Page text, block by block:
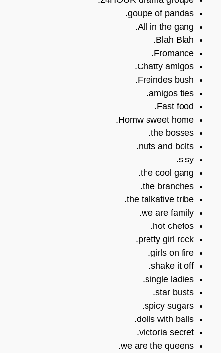
goupe of pandas.
All in the gang.
Blah Blah.
Fromance.
Chatty amigos.
Freindes bush.
amigos ties.
Fast food.
Homw sweet home.
the bosses.
nuts and bolts.
sisy.
the cool gang.
the branches.
the talkative tribe.
we are family.
hot chetos.
pretty girl rock.
girls on fire.
shake it off.
single ladies.
star busts.
spicy sugars.
dolls with balls.
victoria secret.
we are the queens.